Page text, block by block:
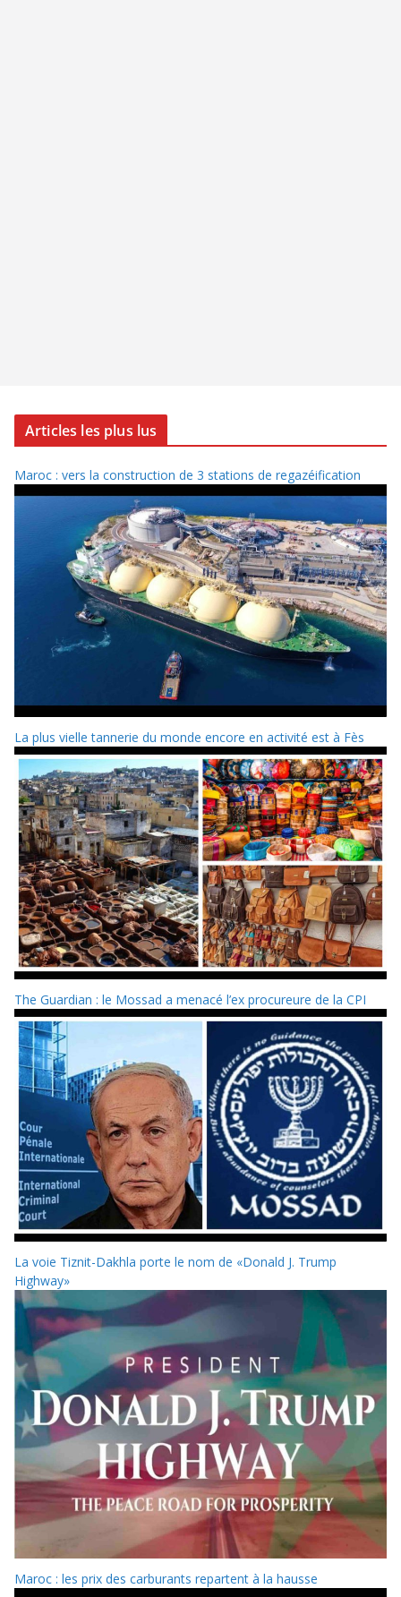
Articles les plus lus
Maroc : vers la construction de 3 stations de regazéification
La plus vielle tannerie du monde encore en activité est à Fès
The Guardian : le Mossad a menacé l’ex procureure de la CPI
La voie Tiznit-Dakhla porte le nom de «Donald J. Trump
Highway»
Maroc : les prix des carburants repartent à la hausse